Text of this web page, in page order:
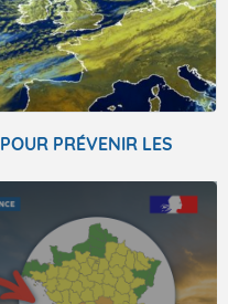
PRÉVENIR LES